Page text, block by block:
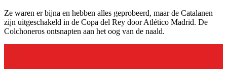
Ze waren er bijna en hebben alles geprobeerd, maar de Catalanen
zijn uitgeschakeld in de Copa del Rey door Atlético Madrid. De
Colchoneros ontsnapten aan het oog van de naald.